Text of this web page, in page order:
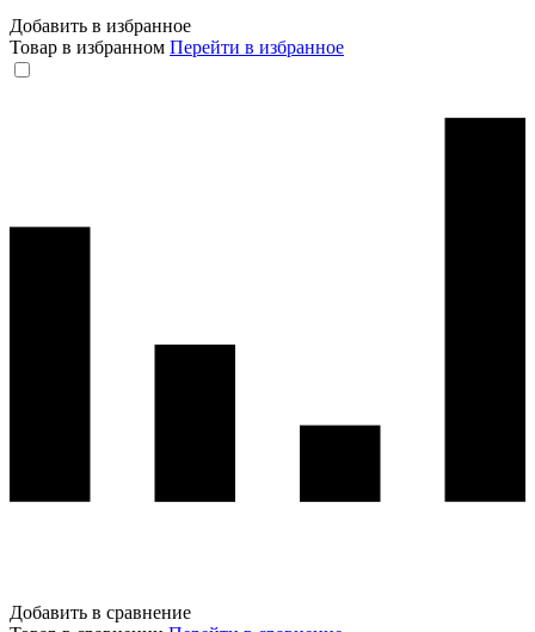
Добавить в избранное
Товар в избранном Перейти в избранное
Добавить в сравнение